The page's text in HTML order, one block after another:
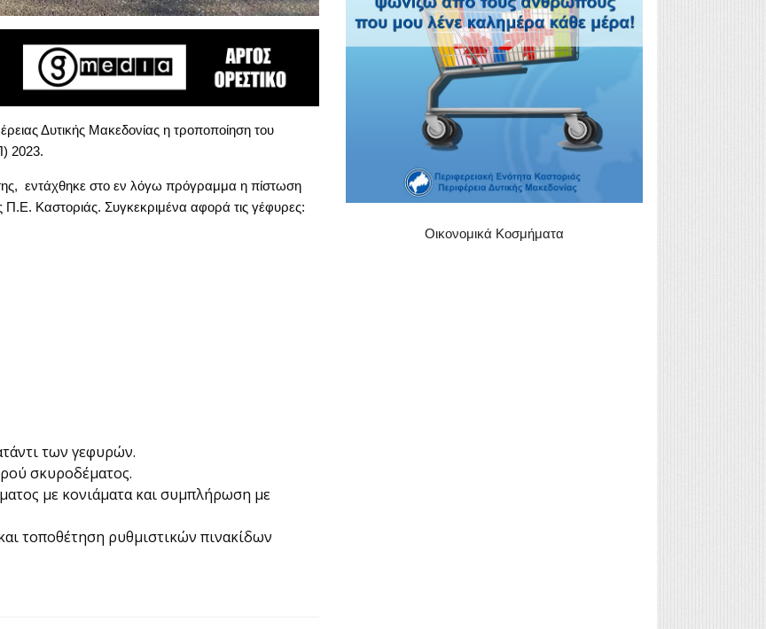
Δυτικής Μακεδονίας η τροποποίηση του
2023.
εντάχθηκε στο εν λόγω πρόγραμμα η πίστωση
Καστοριάς. Συγκεκριμένα αφορά τις γέφυρες:
των γεφυρών.
σκυροδέματος.
με κονιάματα και συμπλήρωση με
τοποθέτηση ρυθμιστικών πινακίδων
Οικονομικά Κοσμήματα